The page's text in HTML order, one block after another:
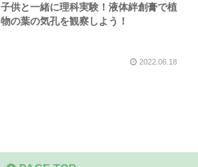
子供と一緒に理科実験！液体絆創膏で植
物の葉の気孔を観察しよう！
2022.06.18